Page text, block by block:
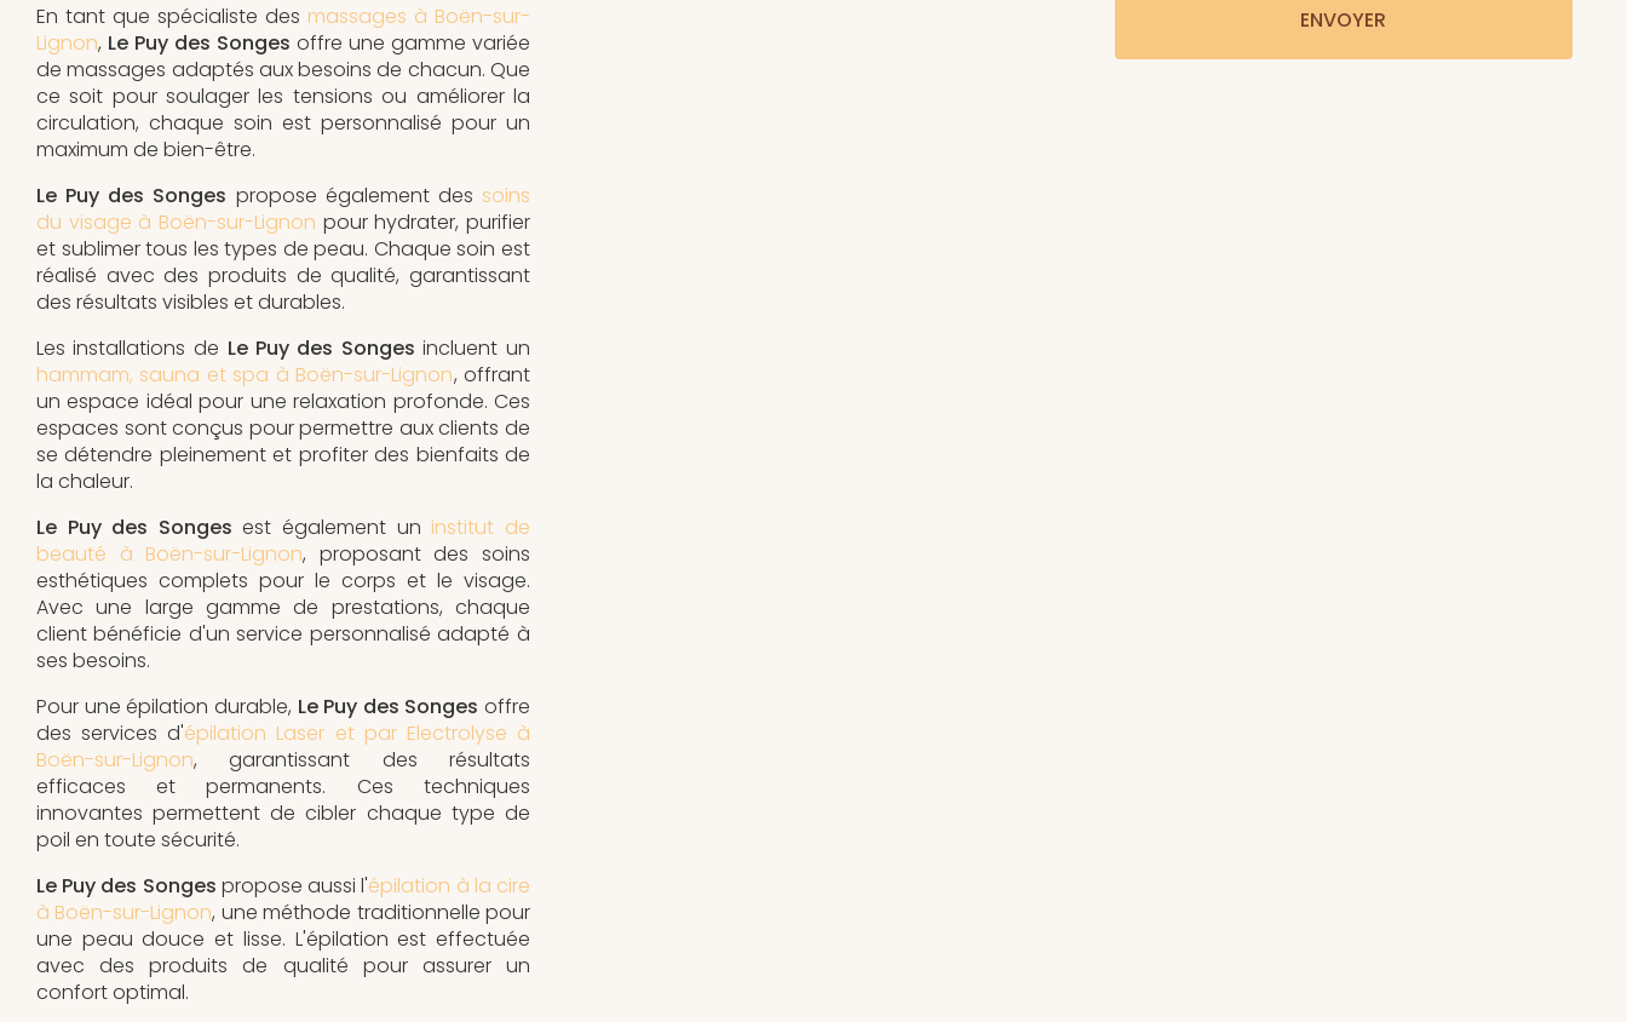
En tant que spécialiste des massages à Boën-sur-
Lignon, Le Puy des Songes offre une gamme variée
de massages adaptés aux besoins de chacun. Que
ce soit pour soulager les tensions ou améliorer la
circulation, chaque soin est personnalisé pour un
maximum de bien-être.
Le Puy des Songes propose également des soins
du visage à Boën-sur-Lignon pour hydrater, purifier
et sublimer tous les types de peau. Chaque soin est
réalisé avec des produits de qualité, garantissant
des résultats visibles et durables.
Les installations de Le Puy des Songes incluent un
hammam, sauna et spa à Boën-sur-Lignon, offrant
un espace idéal pour une relaxation profonde. Ces
espaces sont conçus pour permettre aux clients de
se détendre pleinement et profiter des bienfaits de
la chaleur.
Le Puy des Songes est également un institut de
beauté à Boën-sur-Lignon, proposant des soins
esthétiques complets pour le corps et le visage.
Avec une large gamme de prestations, chaque
client bénéficie d'un service personnalisé adapté à
ses besoins.
Pour une épilation durable, Le Puy des Songes offre
des services d'épilation Laser et par Electrolyse à
Boën-sur-Lignon, garantissant des résultats
efficaces et permanents. Ces techniques
innovantes permettent de cibler chaque type de
poil en toute sécurité.
Le Puy des Songes propose aussi l'épilation à la cire
à Boën-sur-Lignon, une méthode traditionnelle pour
une peau douce et lisse. L'épilation est effectuée
avec des produits de qualité pour assurer un
confort optimal.